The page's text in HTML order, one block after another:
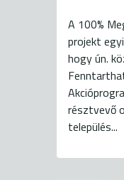
A 100%
projekt
hogy ún.
résztvevő
település...